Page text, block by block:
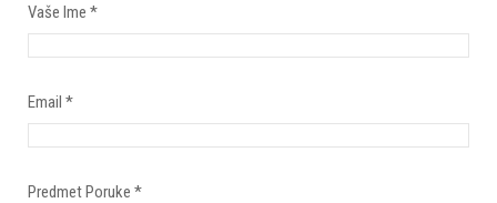
Vaše Ime *
Email *
Predmet Poruke *